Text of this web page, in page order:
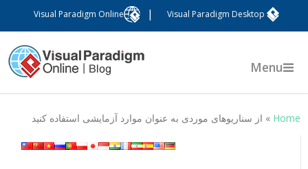
Visual Paradigm Desktop
Visual Paradigm Online
Menu
Home
» از سناریوهای موردی به عنوان موارد آزمایشی استفاده کنید